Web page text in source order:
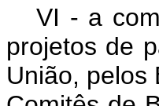
VI - a
projetos de
União, pelos